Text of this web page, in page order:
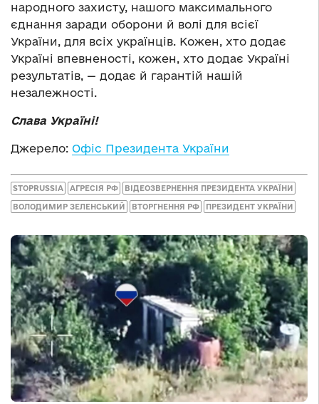
народного захисту, нашого максимального
єднання заради оборони й волі для всієї
України, для всіх українців. Кожен, хто додає
Україні впевненості, кожен, хто додає Україні
результатів, — додає й гарантій нашій
незалежності.
Слава Україні!
Джерело: Офіс Президента України
STOPRUSSIA АГРЕСІЯ РФ ВІДЕОЗВЕРНЕННЯ ПРЕЗИДЕНТА УКРАЇНИ
ВОЛОДИМИР ЗЕЛЕНСЬКИЙ ВТОРГНЕННЯ РФ ПРЕЗИДЕНТ УКРАЇНИ